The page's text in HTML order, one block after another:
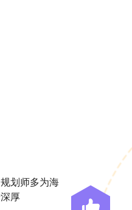
划师多为海
厚